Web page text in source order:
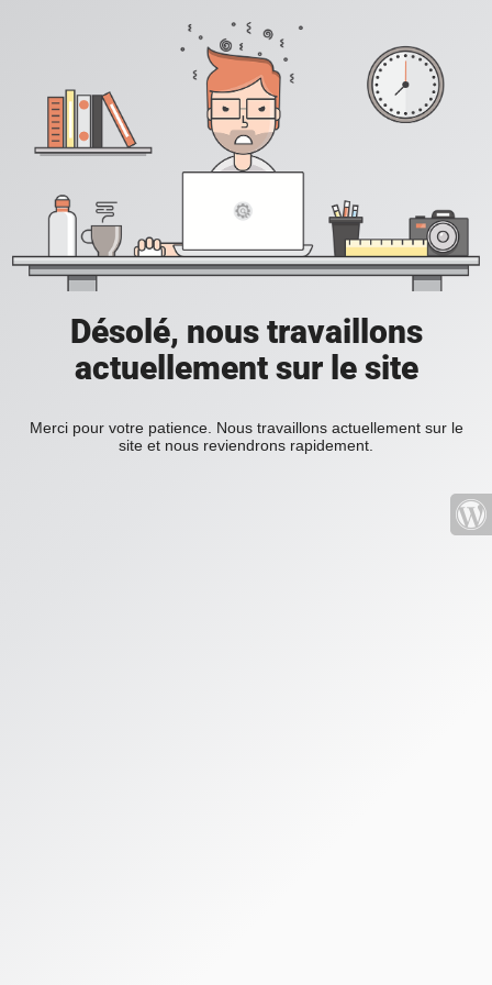
Désolé, nous travaillons
actuellement sur le site
Merci pour votre patience. Nous travaillons actuellement sur le
site et nous reviendrons rapidement.